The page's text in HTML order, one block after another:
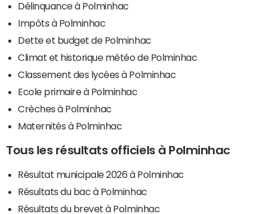
Délinquance à Polminhac
Impôts à Polminhac
Dette et budget de Polminhac
Climat et historique météo de Polminhac
Classement des lycées à Polminhac
Ecole primaire à Polminhac
Crèches à Polminhac
Maternités à Polminhac
Tous les résultats officiels à Polminhac
Résultat municipale 2026 à Polminhac
Résultats du bac à Polminhac
Résultats du brevet à Polminhac